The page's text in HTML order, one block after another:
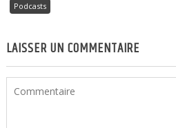
Podcasts
LAISSER UN COMMENTAIRE